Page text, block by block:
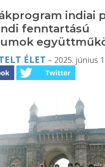
indiai
fenntartású
ÉLET – 2025. június